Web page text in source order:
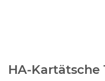
HA-Kartätsche